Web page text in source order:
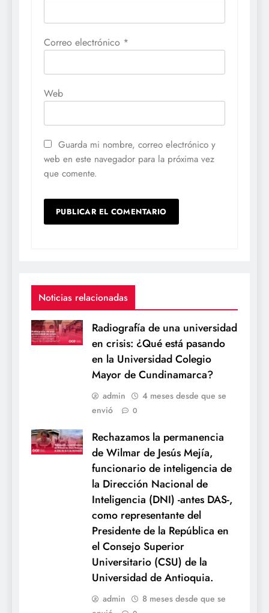
Correo electrónico *
Web
Guarda mi nombre, correo electrónico y
web en este navegador para la próxima vez
que comente.
Noticias relacionadas
Radiografía de una universidad
en crisis: ¿Qué está pasando
en la Universidad Colegio
Mayor de Cundinamarca?
admin
4 meses desde que se
envió
0
Rechazamos la permanencia
de Wilmar de Jesús Mejía,
funcionario de inteligencia de
la Dirección Nacional de
Inteligencia (DNI) -antes DAS-,
como representante del
Presidente de la República en
el Consejo Superior
Universitario (CSU) de la
Universidad de Antioquia.
admin
8 meses desde que se